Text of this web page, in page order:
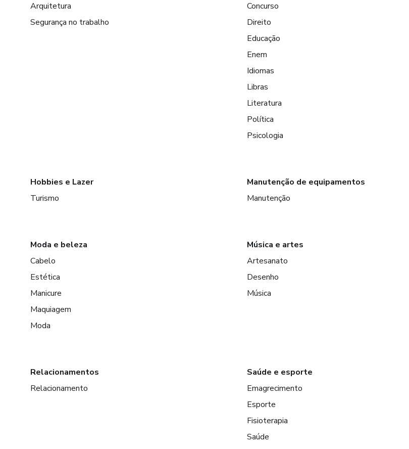
Arquitetura
Segurança no trabalho
Concurso
Direito
Educação
Enem
Idiomas
Libras
Literatura
Política
Psicologia
Hobbies e Lazer
Turismo
Manutenção de equipamentos
Manutenção
Moda e beleza
Cabelo
Estética
Manicure
Maquiagem
Moda
Música e artes
Artesanato
Desenho
Música
Relacionamentos
Relacionamento
Saúde e esporte
Emagrecimento
Esporte
Fisioterapia
Saúde